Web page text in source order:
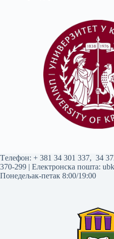
Tелефон: + 381 34 301 337, 34
370-299 | Електронска пошта:
Понедељак-петак 8:00/19:00